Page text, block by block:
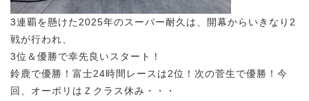
3連覇を懸けた2025年のスーパー耐久は、開幕からいきなり2
戦が行われ、
3位＆優勝で幸先良いスタート！
鈴鹿で優勝！富士24時間レースは2位！次の菅生で優勝！今
回、オーポリはＺクラス休み・・・